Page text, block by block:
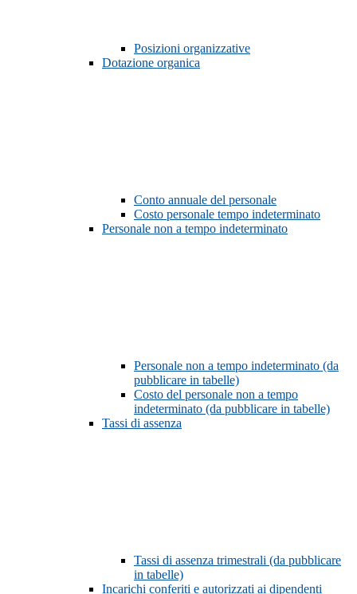
Posizioni organizzative
Dotazione organica
Conto annuale del personale
Costo personale tempo indeterminato
Personale non a tempo indeterminato
Personale non a tempo indeterminato (da
pubblicare in tabelle)
Costo del personale non a tempo
indeterminato (da pubblicare in tabelle)
Tassi di assenza
Tassi di assenza trimestrali (da pubblicare
in tabelle)
Incarichi conferiti e autorizzati ai dipendenti